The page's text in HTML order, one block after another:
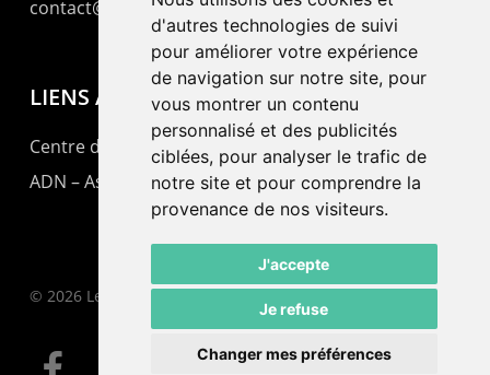
d'autres technologies de suivi
pour améliorer votre expérience
de navigation sur notre site, pour
vous montrer un contenu
personnalisé et des publicités
ciblées, pour analyser le trafic de
notre site et pour comprendre la
provenance de nos visiteurs.
J'accepte
Je refuse
Changer mes préférences
contact@lepommier.ch
LIENS AMIS
Centre de culture ABC
ADN – Association Danse Neuchâtel
© 2026 Le Pommier.
facebook email